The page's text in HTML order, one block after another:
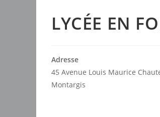
LYCÉE EN
Adresse
45 Avenue Louis Maurice
Montargis